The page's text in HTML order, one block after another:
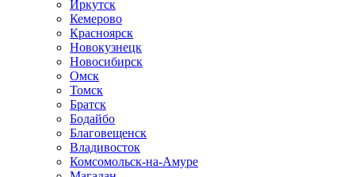
Иркутск
Кемерово
Красноярск
Новокузнецк
Новосибирск
Омск
Томск
Братск
Бодайбо
Благовещенск
Владивосток
Комсомольск-на-Амуре